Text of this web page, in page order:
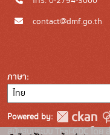
contact@dmf.go.th
ภาษา
Powered by:
สนับสนุนระบบ Thai-GDC โดย